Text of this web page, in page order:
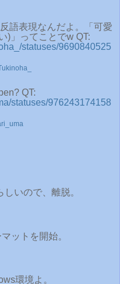
語表現なんだよ。「可愛
)」ってことでw QT:
statuses/9690840525
QT:
statuses/976243174158
いので、離脱。
ットを開始。
環境よ。